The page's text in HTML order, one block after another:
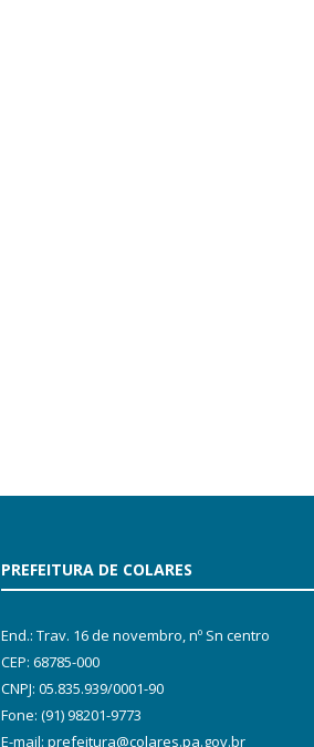
PREFEITURA DE COLARES
End.: Trav. 16 de novembro, nº Sn centro
CEP: 68785-000
CNPJ: 05.835.939/0001-90
Fone: (91) 98201-9773
E-mail: prefeitura@colares.pa.gov.br